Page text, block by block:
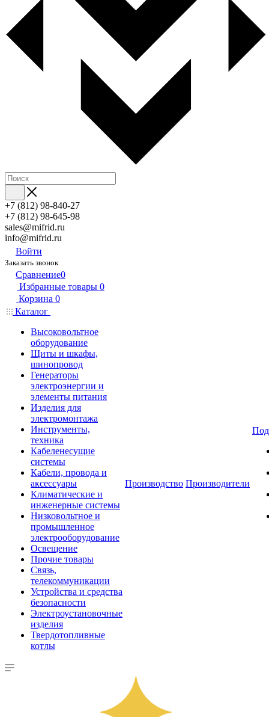
+7 (812) 98-840-27
+7 (812) 98-645-98
sales@mifrid.ru
info@mifrid.ru
Войти
Заказать звонок
Сравнение0
Избранные товары 0
Корзина 0
Каталог
Высоковольтное
оборудование
Щиты и шкафы,
шинопровод
Генераторы
электроэнергии и
элементы питания
Изделия для
электромонтажа
Инструменты,
техника
Кабеленесущие
системы
Кабели, провода и
аксессуары
Климатические и
инженерные системы
Низковольтное и
промышленное
электрооборудование
Освещение
Прочие товары
Связь,
телекоммуникации
Устройства и средства
безопасности
Электроустановочные
изделия
Твердотопливные
котлы
Производство Производители